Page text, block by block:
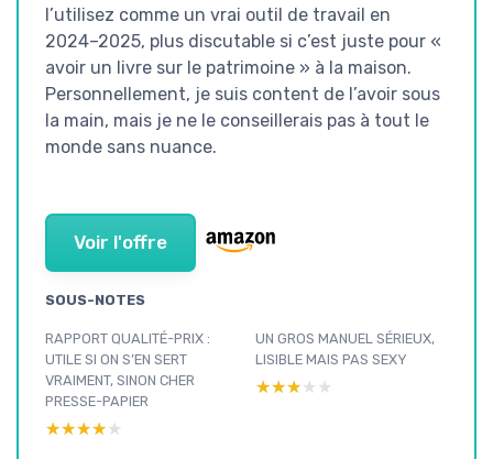
l’utilisez comme un vrai outil de travail en
2024–2025, plus discutable si c’est juste pour «
avoir un livre sur le patrimoine » à la maison.
Personnellement, je suis content de l’avoir sous
la main, mais je ne le conseillerais pas à tout le
monde sans nuance.
Voir l'offre
SOUS-NOTES
RAPPORT QUALITÉ-PRIX :
UTILE SI ON S’EN SERT
VRAIMENT, SINON CHER
PRESSE-PAPIER
★★★★★
★★★★★
UN GROS MANUEL SÉRIEUX,
LISIBLE MAIS PAS SEXY
★★★★★
★★★★★